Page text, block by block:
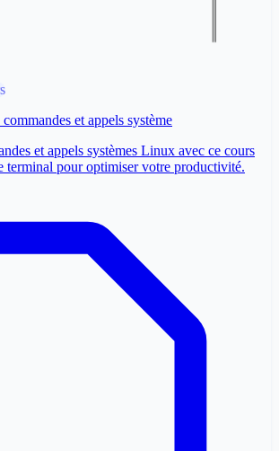
et appels système
et appels systèmes Linux avec ce cours
terminal pour optimiser votre productivité.